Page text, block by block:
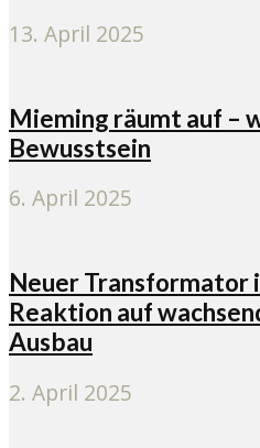
13. April 2025
Mieming räumt auf –
Bewusstsein
6. April 2025
Neuer Transformator
Reaktion auf
Ausbau
2. April 2025